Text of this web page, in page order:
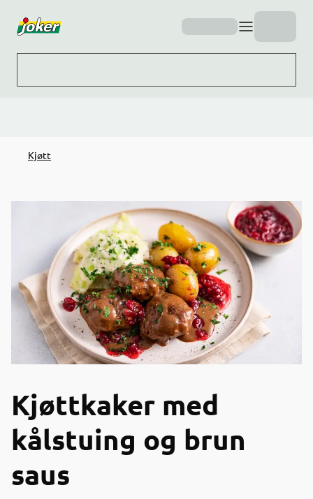
Kjøtt
Kjøttkaker med
kålstuing og brun
saus